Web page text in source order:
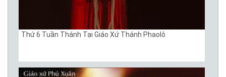
Thứ 6 Tuần Thánh Tại Giáo Xứ Thánh Phaolô